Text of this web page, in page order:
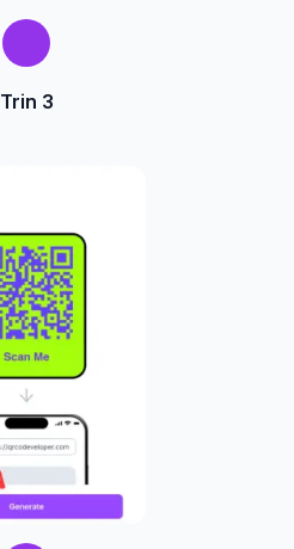
Trin 3